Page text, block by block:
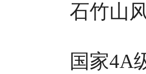
石竹山风
国家4A级